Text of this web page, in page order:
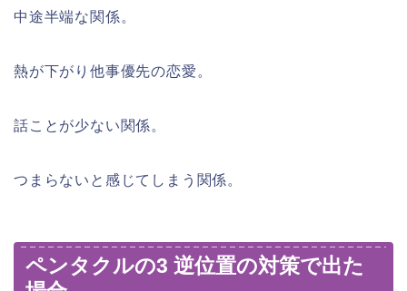
中途半端な関係。
熱が下がり他事優先の恋愛。
話ことが少ない関係。
つまらないと感じてしまう関係。
ペンタクルの3 逆位置の対策で出た